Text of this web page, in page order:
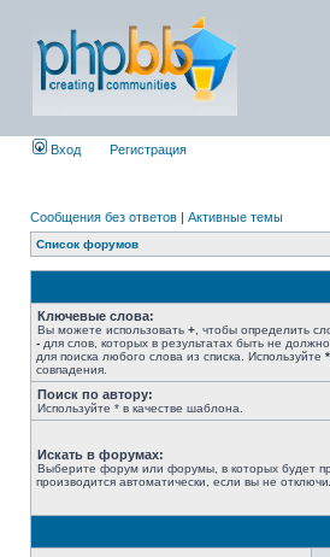
Вход Регистрация
Сообщения без ответов | Активные темы
Список форумов
Ключевые слова:
Вы можете использовать + , чтобы определить
- для слов, которых в результатах быть не
для поиска любого слова из списка. Используйте *
совпадения.
Поиск по автору:
Используйте * в качестве шаблона.
Искать в форумах:
Выберите форум или форумы, в которых будет
производится автоматически, если вы не